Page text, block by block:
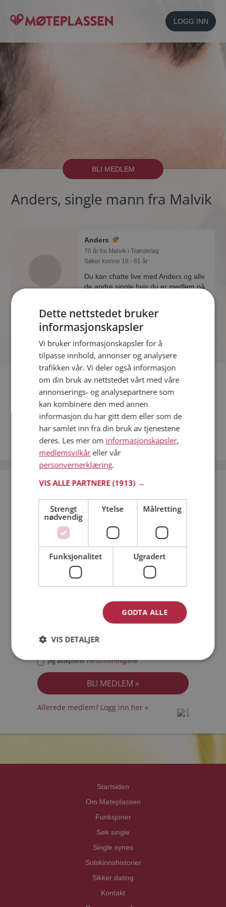
LOGG INN
BLI MEDLEM
Anders, single mann fra Malvik
Anders
70 år fra Malvik i Trøndelag
Søker kvinne 18 - 61 år
Du kan chatte live med Anders og alle
de andre single hvis du er medlem på
Fler single
Flere singlemenn fra Malvik:Hans Erik,Ny
Kvinner fra Malvik
Date kvinner i Norge
Date menn i Norge
Bli medlem gratis!
Jeg er en:
Jeg akseptererPersonvernreglene
Allerede medlem? Logg inn her »
Startsiden
Om Møteplassen
Funksjoner
Søk single
Single synes
Solskinnshistorier
Sikker dating
Kontakt
Dette nettstedet bruker
informasjonskapsler
Vi bruker informasjonskapsler for å
tilpasse innhold, annonser og analysere
trafikken vår. Vi deler også informasjon
om din bruk av nettstedet vårt med våre
annonserings- og analysepartnere som
kan kombinere den med annen
informasjon du har gitt dem eller som de
har samlet inn fra din bruk av tjenestene
deres. Les mer om informasjonskapsler,
medlemsvilkåreller vår
personvernerklæring.
VIS ALLE PARTNERE(1913) →
Strengt
nødvendig
Ytelse Målretting
Funksjonalitet Ugradert
GODTA ALLE
VIS DETALJER